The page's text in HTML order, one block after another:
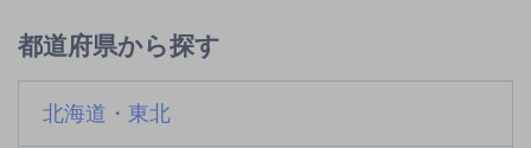
都道府県から探す
北海道・東北